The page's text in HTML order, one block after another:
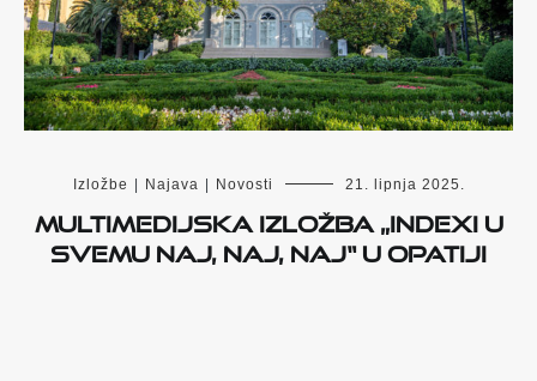
Izložbe Najava Novosti 21. lipnja 2025.
Multimedijska izložba „INDEXI u
svemu naj, naj, naj“ u Opatiji